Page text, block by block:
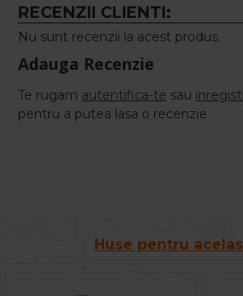
RECENZII CLIENTI:
Nu sunt recenzii la acest produs.
Adauga Recenzie
Te rugam autentifica-te sau
pentru a putea lasa o recenzie
Huse pentru